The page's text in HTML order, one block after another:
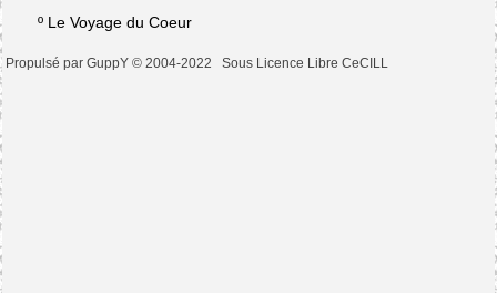
º Le Voyage du Coeur
Propulsé par GuppY © 2004-2022 Sous Licence Libre CeCILL